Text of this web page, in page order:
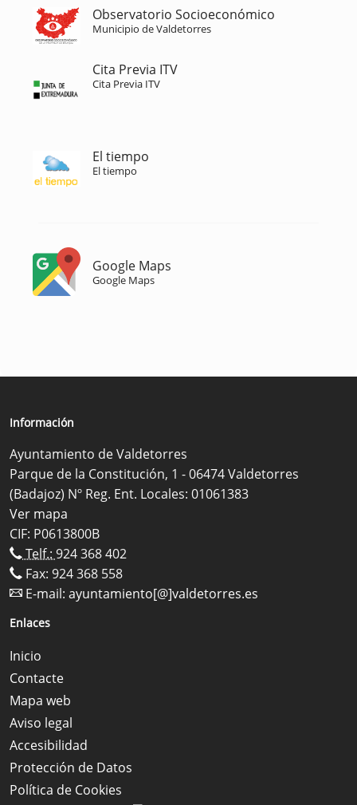
Observatorio Socioeconómico
Municipio de Valdetorres
Cita Previa ITV
Cita Previa ITV
El tiempo
El tiempo
Google Maps
Google Maps
Información
Ayuntamiento de Valdetorres
Parque de la Constitución, 1 - 06474 Valdetorres
(Badajoz) Nº Reg. Ent. Locales: 01061383
Ver mapa
CIF: P0613800B
Telf.: 924 368 402
Fax: 924 368 558
E-mail: ayuntamiento[@]valdetorres.es
Enlaces
Inicio
Contacte
Mapa web
Aviso legal
Accesibilidad
Protección de Datos
Política de Cookies